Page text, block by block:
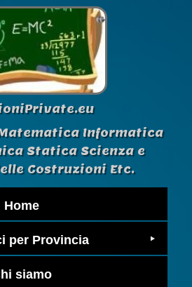
Informatica
Statica Scienza e
Costruzioni Etc.
Home
per Provincia
siamo